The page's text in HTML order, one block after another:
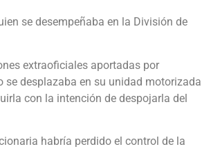
se desempeñaba en la División de
extraoficiales aportadas por
se desplazaba en su unidad motorizada
con la intención de despojarla del
habría perdido el control de la